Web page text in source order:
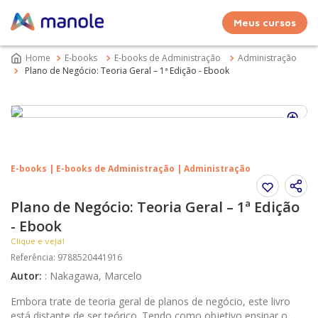
Meus cursos
E-books E-books de Administração
Administração
Plano de Negócio: Teoria Geral – 1ª Edição - Ebook
E-books | E-books de Administração | Administração
Plano de Negócio: Teoria Geral – 1ª Edição
- Ebook
Clique e veja!
Referência: 9788520441916
Autor: : Nakagawa, Marcelo
Embora trate de teoria geral de planos de negócio, este livro